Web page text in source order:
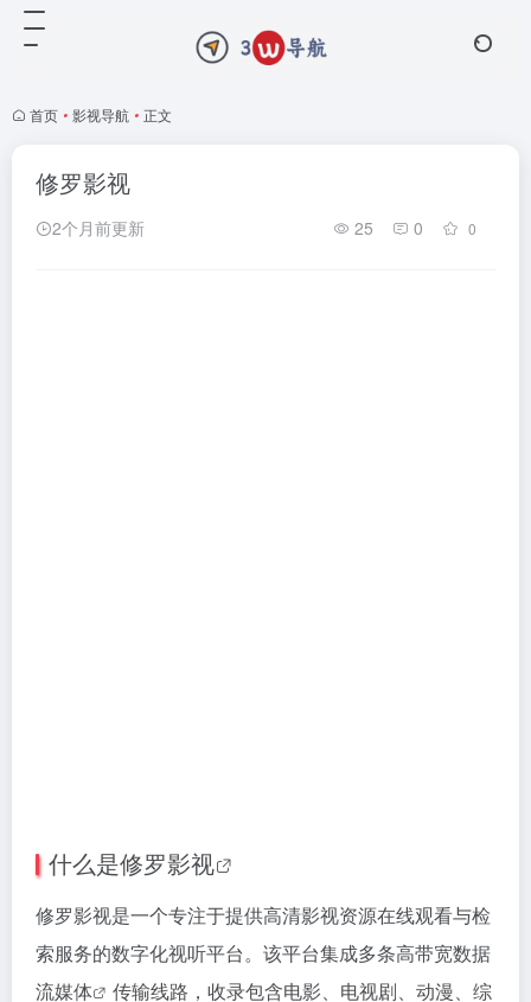
首页 • 影视导航 • 正文
修罗影视
2个月前更新 25 0 0
什么是修罗影视
修罗影视是一个专注于提供高清影视资源在线观看与检
索服务的数字化视听平台。该平台集成多条高带宽数据
流媒体
传输线路，收录包含电影、电视剧、动漫、综